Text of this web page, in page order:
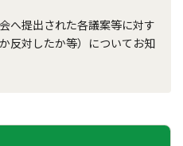
へ提出された各議案等に対す
反対したか等）についてお知